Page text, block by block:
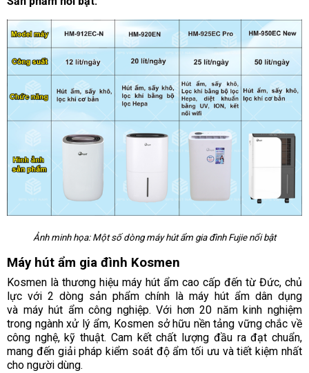
Ảnh minh họa: Một số dòng máy hút ẩm gia đình Fujie nổi bật
Máy hút ẩm gia đình Kosmen
Kosmen là thương hiệu máy hút ẩm cao cấp đến từ Đức, chủ
lực với 2 dòng sản phẩm chính là máy hút ẩm dân dụng
và máy hút ẩm công nghiệp. Với hơn 20 năm kinh nghiệm
trong ngành xử lý ẩm, Kosmen sở hữu nền tảng vững chắc về
công nghệ, kỹ thuật. Cam kết chất lượng đầu ra đạt chuẩn,
mang đến giải pháp kiểm soát độ ẩm tối ưu và tiết kiệm nhất
cho người dùng.